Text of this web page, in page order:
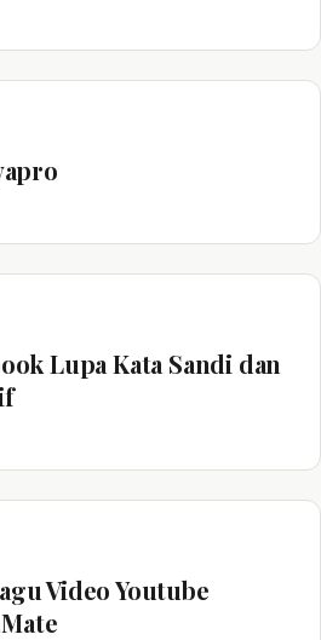
Lupa Kata Sandi dan
Video Youtube